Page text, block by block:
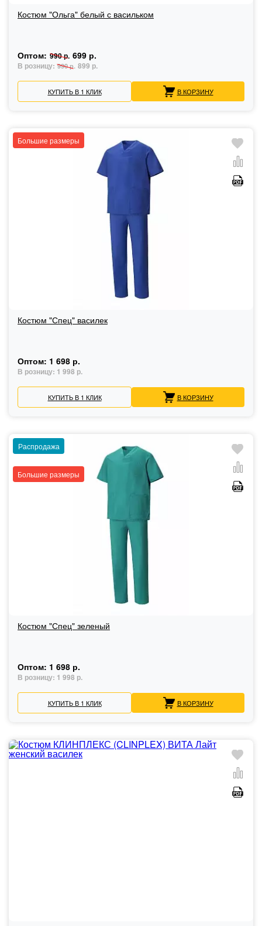
Костюм "Ольга" белый с васильком
Оптом: 990 р. 699 р.
В розницу: 990 р. 899 р.
КУПИТЬ В 1 КЛИК В КОРЗИНУ
Большие размеры
Костюм "Спец" василек
Оптом: 1 698 р.
В розницу: 1 998 р.
КУПИТЬ В 1 КЛИК В КОРЗИНУ
Распродажа
Большие размеры
Костюм "Спец" зеленый
Оптом: 1 698 р.
В розницу: 1 998 р.
КУПИТЬ В 1 КЛИК В КОРЗИНУ